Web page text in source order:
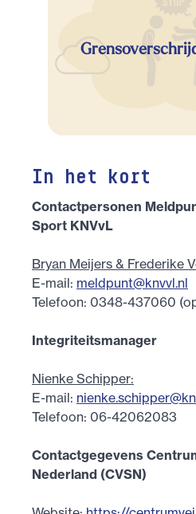
In het kort
Contactpersonen
Sport KNVvL
Bryan Meijers & Frederike
E-mail: meldpunt@knvvl.nl
Telefoon: 0348-437060
Integriteitsmanager
Nienke Schipper:
E-mail:
Telefoon: 06-42062083
Contactgegevens
Nederland (CVSN)